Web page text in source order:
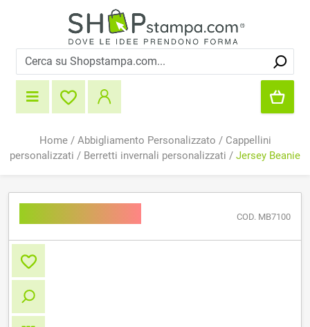
Home/ Abbigliamento Personalizzato / Cappellini
personalizzati / Berretti invernali personalizzati / Jersey Beanie
COD. MB7100